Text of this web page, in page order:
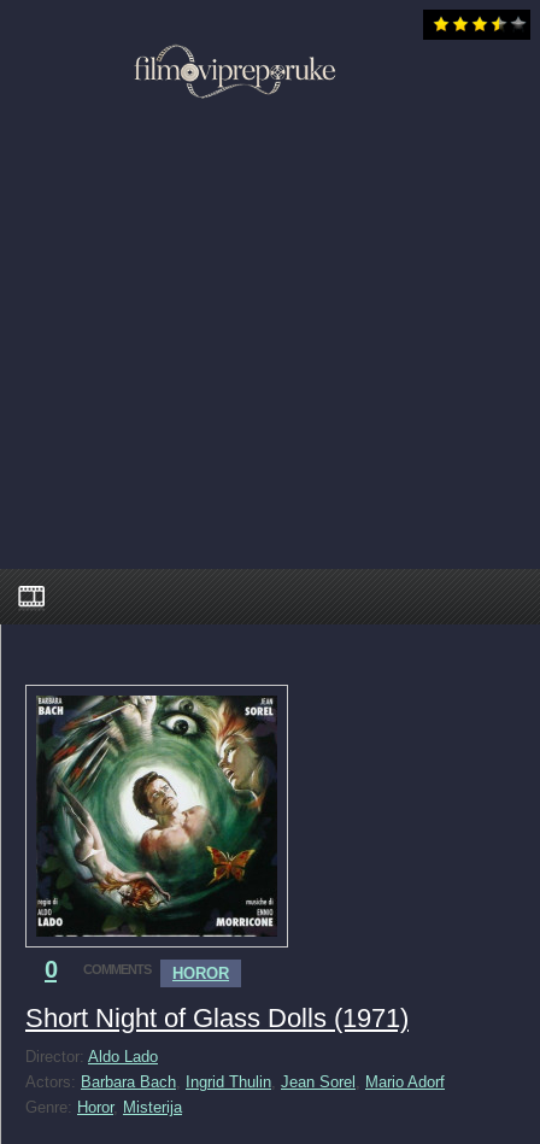
0 COMMENTS HOROR
Short Night of Glass Dolls (1971)
Director: Aldo Lado
Actors: Barbara Bach, Ingrid Thulin, Jean Sorel , Mario Adorf
Genre: Horor, Misterija